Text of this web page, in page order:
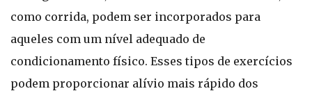
como corrida, podem ser incorporados para
aqueles com um nível adequado de
condicionamento físico. Esses tipos de exercícios
podem proporcionar alívio mais rápido dos